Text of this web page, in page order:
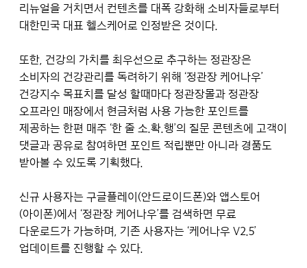
리뉴얼을 거치면서 컨텐츠를 대폭 강화해 소비자들로부터
대한민국 대표 헬스케어로 인정받은 것이다.
또한, 건강의 가치를 최우선으로 추구하는 정관장은
소비자의 건강관리를 독려하기 위해 ‘정관장 케어나우’
건강지수 목표치를 달성 할때마다 정관장몰과 정관장
오프라인 매장에서 현금처럼 사용 가능한 포인트를
제공하는 한편 매주 ‘한 줄 소.확.행’의 질문 콘텐츠에 고객이
댓글과 공유로 참여하면 포인트 적립뿐만 아니라 경품도
받아볼 수 있도록 기획했다.
신규 사용자는 구글플레이(안드로이드폰)와 앱스토어
(아이폰)에서 ‘정관장 케어나우’를 검색하면 무료
다운로드가 가능하며, 기존 사용자는 ‘케어나우 V2.5’
업데이트를 진행할 수 있다.